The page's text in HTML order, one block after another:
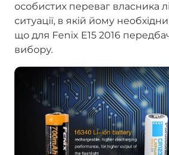
особистих переваг власника
ситуації, в якій йому
що для Fenix E15 2016
вибору.